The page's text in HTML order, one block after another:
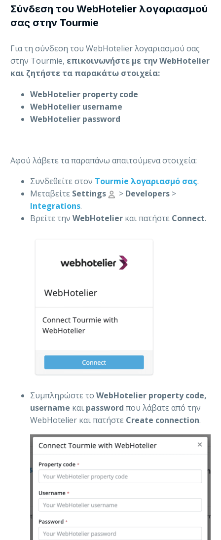
Σύνδεση του WebHotelier λογαριασμού
σας στην Tourmie
Για τη σύνδεση του WebHotelier λογαριασμού σας
στην Tourmie, επικοινωνήστε με την WebHotelier
και ζητήστε τα παρακάτω στοιχεία:
WebHotelier property code
WebHotelier username
WebHotelier password
Αφού λάβετε τα παραπάνω απαιτούμενα στοιχεία:
Συνδεθείτε στον Tourmie λογαριασμό σας.
Μεταβείτε Settings > Developers >
Integrations.
Βρείτε την WebHotelier και πατήστε Connect.
Συμπληρώστε το WebHotelier property code,
username και password που λάβατε από την
WebHotelier και πατήστε Create connection.